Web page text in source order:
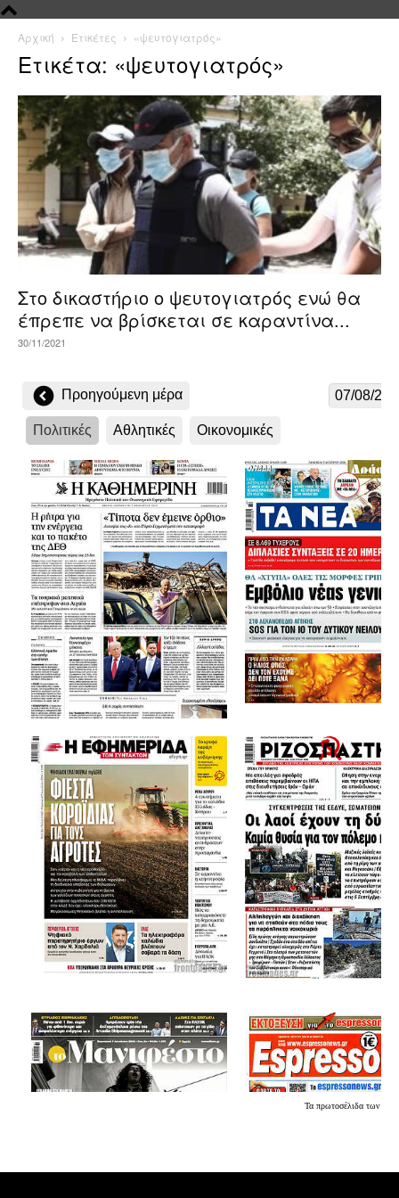
Αρχική Ετικέτες «ψευτογιατρός»
Ετικέτα: «ψευτογιατρός»
Στο δικαστήριο ο ψευτογιατρός ενώ θα
έπρεπε να βρίσκεται σε καραντίνα...
30/11/2021
Τα πρωτοσέλιδατων